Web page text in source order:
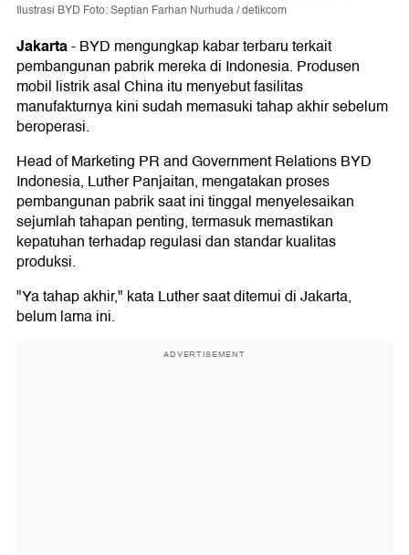
Ilustrasi BYD Foto: Septian Farhan Nurhuda / detikcom
Jakarta-BYD mengungkap kabar terbaru terkait
pembangunan pabrik mereka di Indonesia. Produsen
mobil listrik asal China itu menyebut fasilitas
manufakturnya kini sudah memasuki tahap akhir sebelum
beroperasi.
Head of Marketing PR and Government Relations BYD
Indonesia, Luther Panjaitan, mengatakan proses
pembangunan pabrik saat ini tinggal menyelesaikan
sejumlah tahapan penting, termasuk memastikan
kepatuhan terhadap regulasi dan standar kualitas
produksi.
"Ya tahap akhir," kata Luther saat ditemui di Jakarta,
belum lama ini.
ADVERTISEMENT